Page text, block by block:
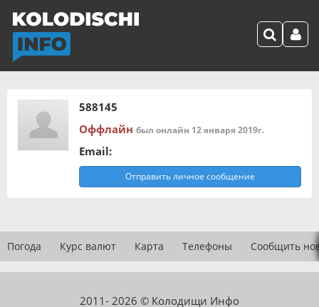
588145
Оффлайн был онлайн 12 января 2019г.
Email:
Отправить личное сообщение
Погода Курс валют Карта Телефоны Сообщить
2011- 2026 © Колодищи Инфо